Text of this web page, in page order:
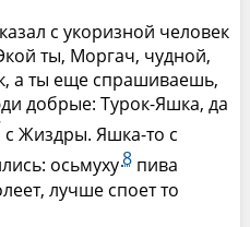
с укоризной человек
ты, Моргач, чудной,
а ты еще спрашиваешь,
добрые: Турок-Яшка, да
с Жиздры. Яшка-то с
осьмуху8пива
лучше споет то